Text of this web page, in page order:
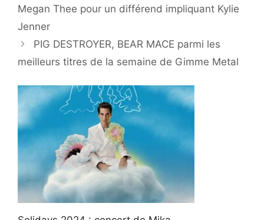
Megan Thee pour un différend impliquant Kylie
Jenner
PIG DESTROYER, BEAR MACE parmi les
meilleurs titres de la semaine de Gimme Metal